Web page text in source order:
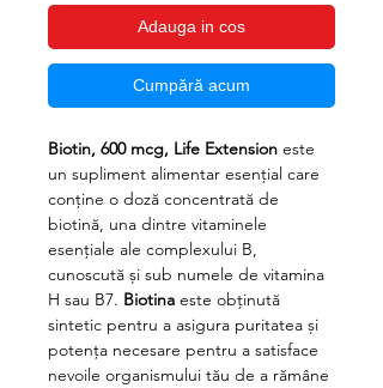
Adauga in cos
Cumpără acum
Biotin, 600 mcg, Life Extension este
un supliment alimentar esențial care
conține o doză concentrată de
biotină, una dintre vitaminele
esențiale ale complexului B,
cunoscută și sub numele de vitamina
H sau B7. Biotina este obținută
sintetic pentru a asigura puritatea și
potența necesare pentru a satisface
nevoile organismului tău de a rămâne